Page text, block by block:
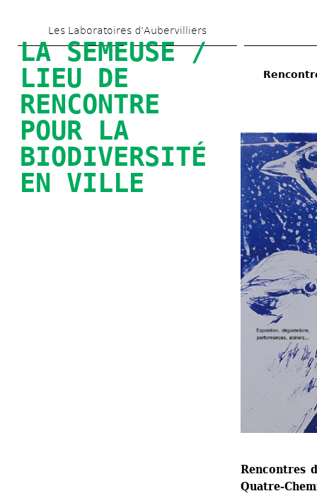
to
main
content
Les Laboratoires d’Aubervilliers
LA SEMEUSE /
LIEU DE
RENCONTRE
POUR LA
BIODIVERSITÉ
EN VILLE
Rencontres
Quatre-